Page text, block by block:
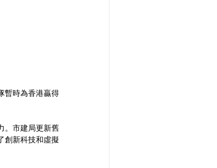
暫時為香港贏得
。市建局更新舊
創新科技和虛擬